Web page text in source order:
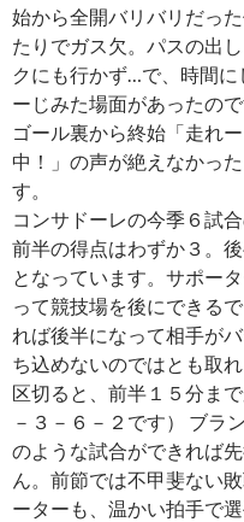
始から全開バリバリだっ
たりでガス欠。パスの出
クにも行かず…で、時間
ーじみた場面があったので
ゴール裏から終始「走れ
中！」の声が絶えなかっ
す。
コンサドーレの今季６試
前半の得点はわずか３。
となっています。サポー
って競技場を後にできる
れば後半になって相手が
ち込めないのではとも取
区切ると、前半１５分ま
－３－６－２です） ブラ
のような試合ができれば
ん。前節では不甲斐ない
ーターも、温かい拍手で